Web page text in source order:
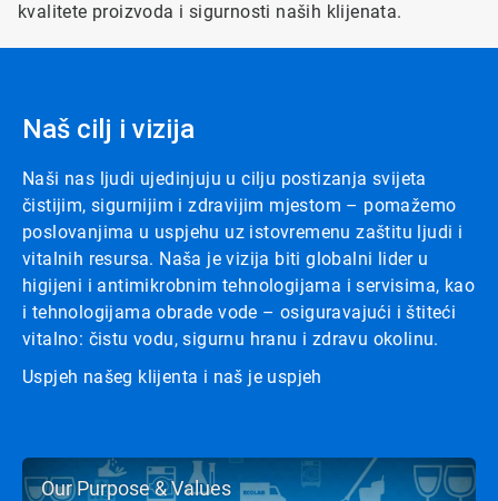
kvalitete proizvoda i sigurnosti naših klijenata.
Our Purpose & Values
Naš cilj i vizija
Naši nas ljudi ujedinjuju u cilju postizanja svijeta
čistijim, sigurnijim i zdravijim mjestom – pomažemo
poslovanjima u uspjehu uz istovremenu zaštitu ljudi i
vitalnih resursa. Naša je vizija biti globalni lider u
higijeni i antimikrobnim tehnologijama i servisima, kao
i tehnologijama obrade vode – osiguravajući i štiteći
vitalno: čistu vodu, sigurnu hranu i zdravu okolinu.
Uspjeh našeg klijenta i naš je uspjeh